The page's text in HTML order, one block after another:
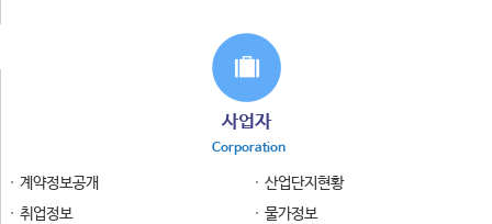
사업자
Corporation
계약정보공개
산업단지현황
취업정보
물가정보